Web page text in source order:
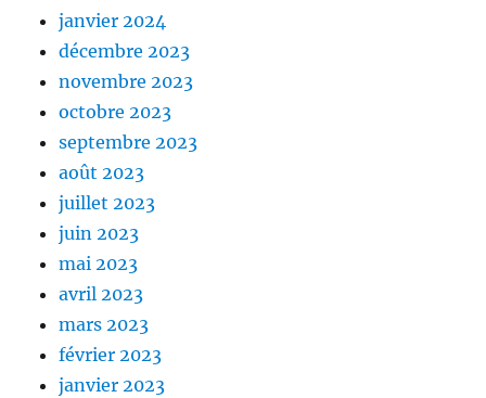
janvier 2024
décembre 2023
novembre 2023
octobre 2023
septembre 2023
août 2023
juillet 2023
juin 2023
mai 2023
avril 2023
mars 2023
février 2023
janvier 2023